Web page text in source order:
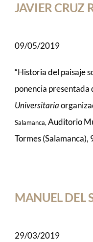
PHD THESIS
NETWORK
MUSIC
ACTIVITIES
JAVIER CRUZ
09/05/2019
“Historia del paisaje
ponencia
Universitaria
Salamanca, Auditorio
Tormes
MANUEL DEL
29/03/2019